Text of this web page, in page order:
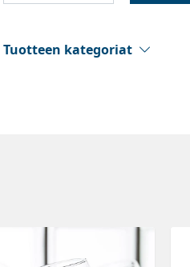
Tuotteen kategoriat